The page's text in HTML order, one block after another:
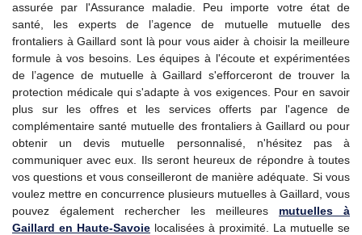
assurée par l'Assurance maladie. Peu importe votre état de
santé, les experts de l’agence de mutuelle mutuelle des
frontaliers à Gaillard sont là pour vous aider à choisir la meilleure
formule à vos besoins. Les équipes à l'écoute et expérimentées
de l’agence de mutuelle à Gaillard s'efforceront de trouver la
protection médicale qui s'adapte à vos exigences. Pour en savoir
plus sur les offres et les services offerts par l'agence de
complémentaire santé mutuelle des frontaliers à Gaillard ou pour
obtenir un devis mutuelle personnalisé, n'hésitez pas à
communiquer avec eux. Ils seront heureux de répondre à toutes
vos questions et vous conseilleront de manière adéquate. Si vous
voulez mettre en concurrence plusieurs mutuelles à Gaillard, vous
pouvez également rechercher les meilleures mutuelles à
Gaillard en Haute-Savoie localisées à proximité. La mutuelle se